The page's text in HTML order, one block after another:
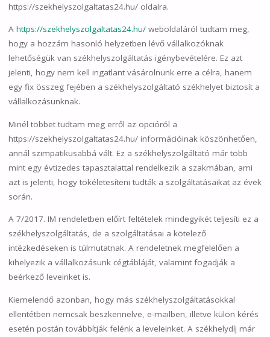
https://szekhelyszolgaltatas24.hu/ oldalra.
A https://szekhelyszolgaltatas24.hu/weboldaláról tudtam meg,
hogy a hozzám hasonló helyzetben lévő vállalkozóknak
lehetőségük van székhelyszolgáltatás igénybevételére. Ez azt
jelenti, hogy nem kell ingatlant vásárolnunk erre a célra, hanem
egy fix összeg fejében a székhelyszolgáltató székhelyet biztosít a
vállalkozásunknak.
Minél többet tudtam meg erről az opcióról a
https://szekhelyszolgaltatas24.hu/ információinak köszönhetően,
annál szimpatikusabbá vált. Ez a székhelyszolgáltató már több
mint egy évtizedes tapasztalattal rendelkezik a szakmában, ami
azt is jelenti, hogy tökéletesíteni tudták a szolgáltatásaikat az évek
során.
A 7/2017. IM rendeletben előírt feltételek mindegyikét teljesíti ez a
székhelyszolgáltatás, de a szolgáltatásai a kötelező
intézkedéseken is túlmutatnak. A rendeletnek megfelelően a
kihelyezik a vállalkozásunk cégtábláját, valamint fogadják a
beérkező leveinket is.
Kiemelendő azonban, hogy más székhelyszolgáltatásokkal
ellentétben nemcsak beszkennelve, e-mailben, illetve külön kérés
esetén postán továbbítják felénk a leveleinket. A székhelydíj már